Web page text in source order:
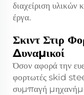
διαχείριση υλικών
έργα.
Σκιντ Στιρ
Δυναμικοί
Όσον αφορά την
φορτωτές skid
συμπαγή